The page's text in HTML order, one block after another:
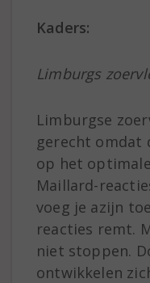
Kaders:
Limburgs
Limburgse
gerecht omdat
op het
Maillard-
voeg je azijn
reacties remt.
niet stoppen.
ontwikkelen